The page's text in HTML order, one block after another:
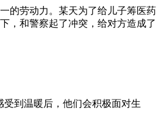
的劳动力。某天为了给儿子筹医药
，和警察起了冲突，给对方造成了
到温暖后，他们会积极面对生